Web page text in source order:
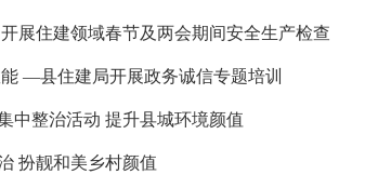
展住建领域春节及两会期间安全生产检查
—县住建局开展政务诚信专题培训
中整治活动 提升县城环境颜值
扮靓和美乡村颜值